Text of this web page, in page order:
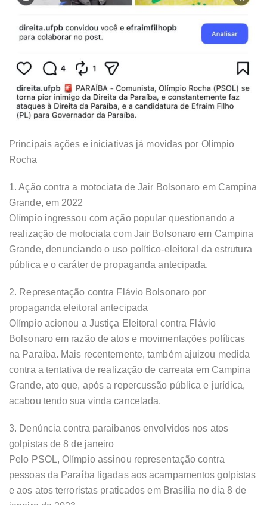
Principais ações e iniciativas já movidas por Olímpio
Rocha
1. Ação contra a motociata de Jair Bolsonaro em Campina
Grande, em 2022
Olímpio ingressou com ação popular questionando a
realização de motociata com Jair Bolsonaro em Campina
Grande, denunciando o uso político-eleitoral da estrutura
pública e o caráter de propaganda antecipada.
2. Representação contra Flávio Bolsonaro por
propaganda eleitoral antecipada
Olímpio acionou a Justiça Eleitoral contra Flávio
Bolsonaro em razão de atos e movimentações políticas
na Paraíba. Mais recentemente, também ajuizou medida
contra a tentativa de realização de carreata em Campina
Grande, ato que, após a repercussão pública e jurídica,
acabou tendo sua vinda cancelada.
3. Denúncia contra paraibanos envolvidos nos atos
golpistas de 8 de janeiro
Pelo PSOL, Olímpio assinou representação contra
pessoas da Paraíba ligadas aos acampamentos golpistas
e aos atos terroristas praticados em Brasília no dia 8 de